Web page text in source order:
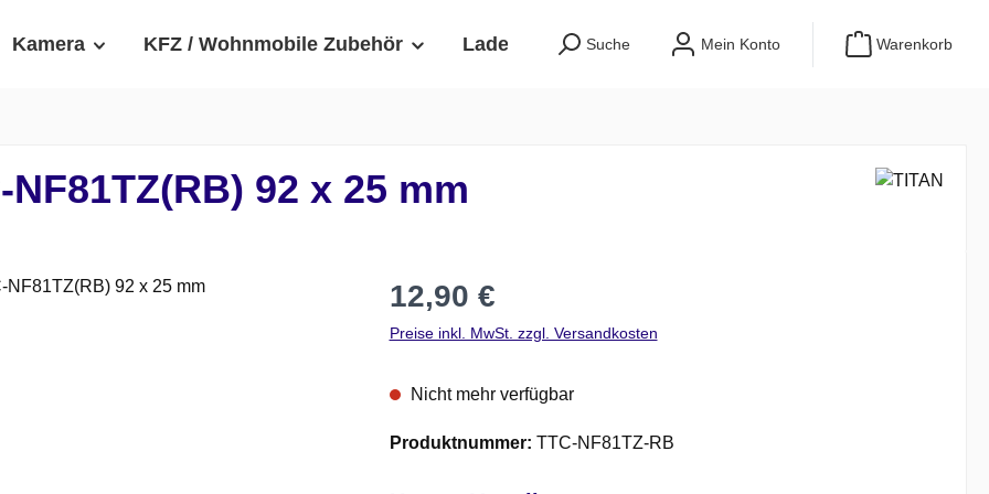
Kamera KFZ / Wohnmobile Zubehör Ladegeräte Outdoor Wechselrichter
Suche Mein Konto Warenkorb
92 x 25 mm
Regulärer Preis:
12,90 €
Preise inkl. MwSt. zzgl. Versandkosten
Nicht mehr verfügbar
Produktnummer: TTC-NF81TZ-RB